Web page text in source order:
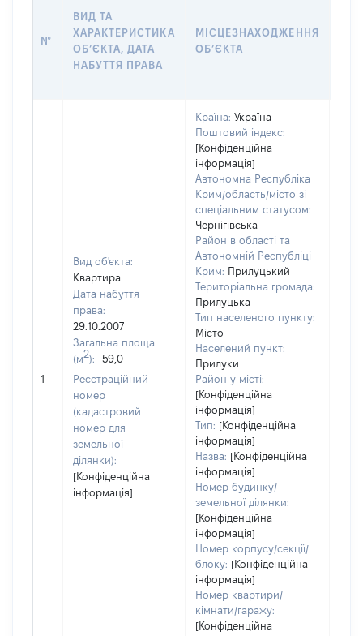
№
ВИД ТА
ХАРАКТЕРИСТИКА
ОБʼЄКТА, ДАТА
НАБУТТЯ ПРАВА
МІСЦЕЗНАХОДЖЕННЯ
ОБʼЄКТА
1
Вид об'єкта:
Квартира
Дата набуття
права:
29.10.2007
Загальна площа
(м2):
59,0
Реєстраційний
номер
(кадастровий
номер для
земельної
ділянки):
[Конфіденційна
інформація]
Країна: Україна
Поштовий індекс:
[Конфіденційна
інформація]
Автономна Республіка
Крим/область/місто зі
спеціальним статусом:
Чернігівська
Район в області та
Автономній Республіці
Крим: Прилуцький
Територіальна громада:
Прилуцька
Тип населеного пункту:
Місто
Населений пункт:
Прилуки
Район у місті:
[Конфіденційна
інформація]
Тип: [Конфіденційна
інформація]
Назва: [Конфіденційна
інформація]
Номер будинку/
земельної ділянки:
[Конфіденційна
інформація]
Номер корпусу/секції/
блоку: [Конфіденційна
інформація]
Номер квартири/
кімнати/гаражу:
[Конфіденційна